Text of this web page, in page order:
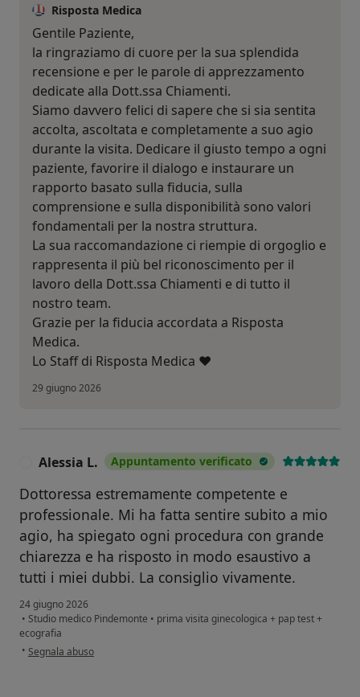
Risposta Medica
Gentile Paziente,
la ringraziamo di cuore per la sua splendida
recensione e per le parole di apprezzamento
dedicate alla Dott.ssa Chiamenti.
Siamo davvero felici di sapere che si sia sentita
accolta, ascoltata e completamente a suo agio
durante la visita. Dedicare il giusto tempo a ogni
paziente, favorire il dialogo e instaurare un
rapporto basato sulla fiducia, sulla
comprensione e sulla disponibilità sono valori
fondamentali per la nostra struttura.
La sua raccomandazione ci riempie di orgoglio e
rappresenta il più bel riconoscimento per il
lavoro della Dott.ssa Chiamenti e di tutto il
nostro team.
Grazie per la fiducia accordata a Risposta
Medica.
Lo Staff di Risposta Medica ❤️
29 giugno 2026
Alessia L. Appuntamento verificato
Dottoressa estremamente competente e
professionale. Mi ha fatta sentire subito a mio
agio, ha spiegato ogni procedura con grande
chiarezza e ha risposto in modo esaustivo a
tutti i miei dubbi. La consiglio vivamente.
24 giugno 2026
• Studio medico Pindemonte • prima visita ginecologica + pap test +
ecografia
• secondo l'opinione dell'utente Alessia L.
Segnala abuso